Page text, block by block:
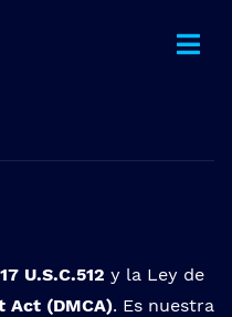
17 U.S.C.512 y la Ley de
Act (DMCA). Es nuestra